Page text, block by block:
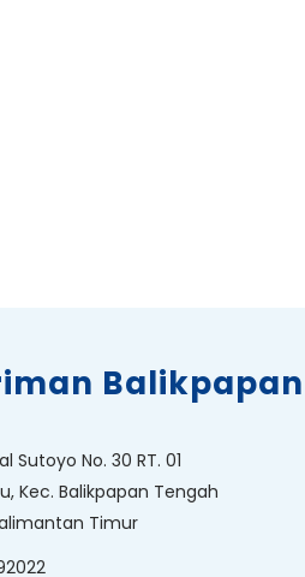
Balikpapan
Sutoyo No. 30 RT. 01
Kec. Balikpapan Tengah
Timur